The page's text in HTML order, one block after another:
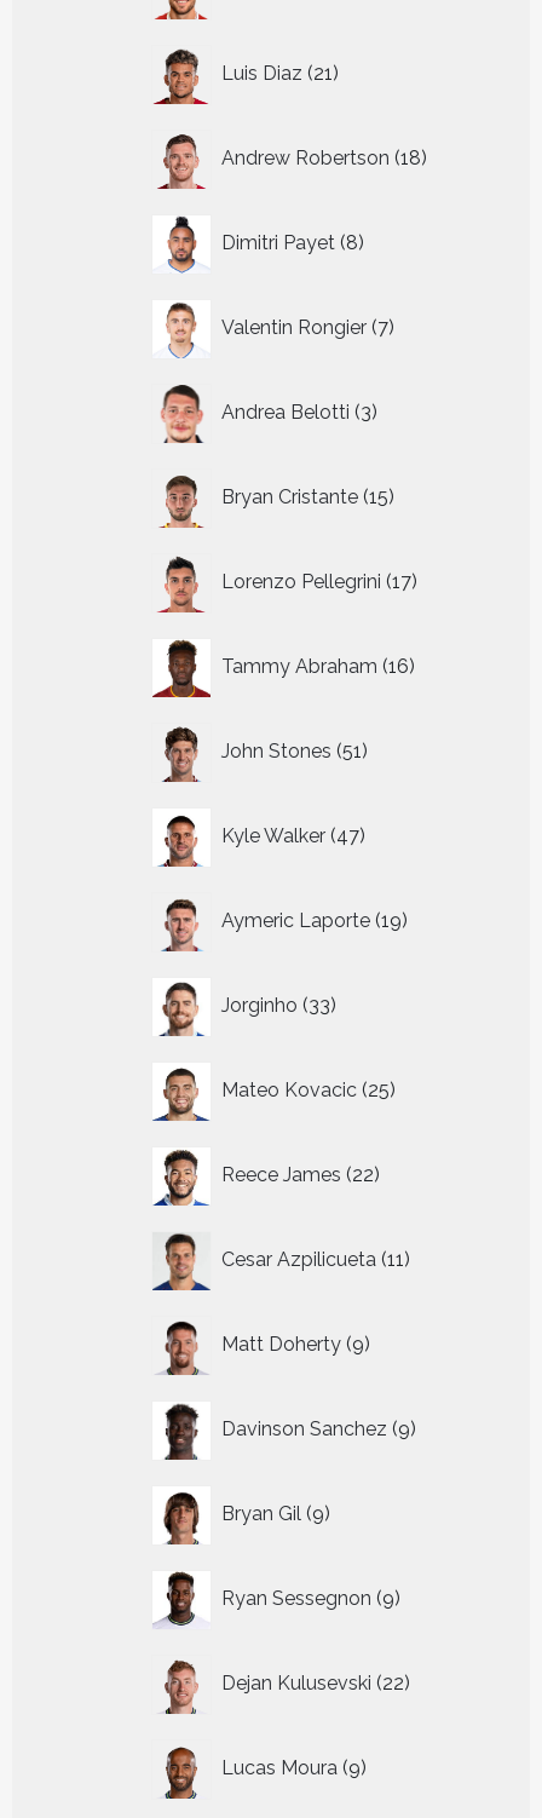
Luis Diaz 21
producten
Andrew Robertson 18
producten
Dimitri Payet 8
producten
Valentin Rongier 7
producten
Andrea Belotti 3
producten
Bryan Cristante 15
producten
Lorenzo Pellegrini 17
producten
Tammy Abraham 16
producten
John Stones 51
producten
Kyle Walker 47
producten
Aymeric Laporte 19
producten
Jorginho 33
producten
Mateo Kovacic 25
producten
Reece James 22
producten
Cesar Azpilicueta 11
producten
Matt Doherty 9
producten
Davinson Sanchez 9
producten
Bryan Gil 9
producten
Ryan Sessegnon 9
producten
Dejan Kulusevski 22
producten
Lucas Moura 9
producten